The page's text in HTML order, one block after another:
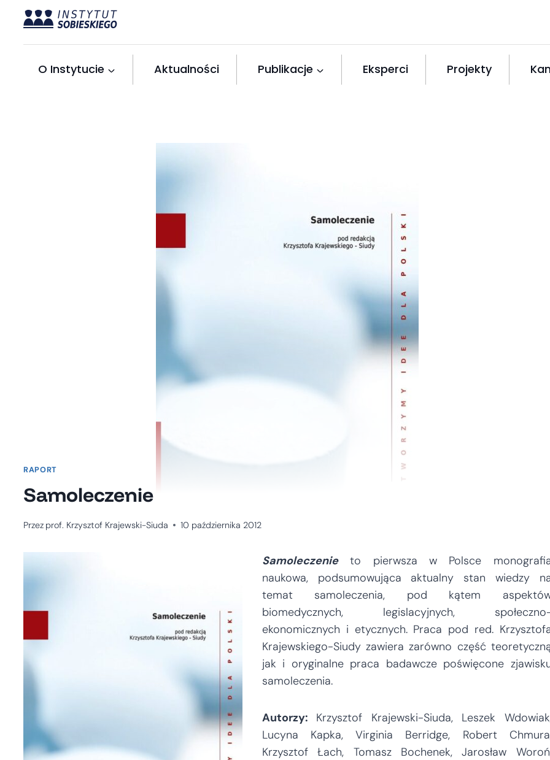
Przejdź
treści
O Instytucie Aktualności Publikacje Eksperci Projekty
RAPORT
Samoleczenie
Przez prof. Krzysztof Krajewski-Siuda 10 października 2012
Samoleczenieto pierwsza w Polsce
naukowa, podsumowująca aktualny stan wiedzy
temat samoleczenia, pod kątem
biomedycznych, legislacyjnych,
ekonomicznych i etycznych. Praca pod red.
Krajewskiego-Siudy zawiera zarówno część
jak i oryginalne praca badawcze poświęcone
samoleczenia.
Autorzy: Krzysztof Krajewski-Siuda, Leszek
Lucyna Kapka, Virginia Berridge, Robert
Krzysztof Łach, Tomasz Bochenek, Jarosław